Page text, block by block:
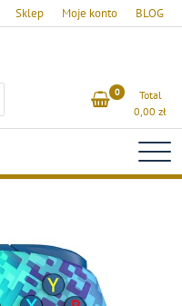
Sklep Moje konto BLOG
0
Total
0,00 zł